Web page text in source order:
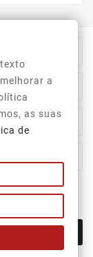

a
as suas
de